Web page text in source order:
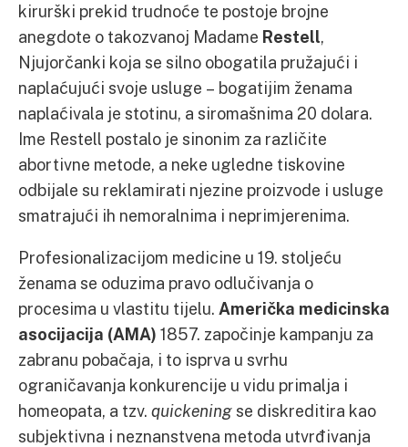
kirurški prekid trudnoće te postoje brojne
anegdote o takozvanoj Madame Restell,
Njujorčanki koja se silno obogatila pružajući i
naplaćujući svoje usluge – bogatijim ženama
naplaćivala je stotinu, a siromašnima 20 dolara.
Ime Restell postalo je sinonim za različite
abortivne metode, a neke ugledne tiskovine
odbijale su reklamirati njezine proizvode i usluge
smatrajući ih nemoralnima i neprimjerenima.
Profesionalizacijom medicine u 19. stoljeću
ženama se oduzima pravo odlučivanja o
procesima u vlastitu tijelu. Američka medicinska
asocijacija (AMA) 1857. započinje kampanju za
zabranu pobačaja, i to isprva u svrhu
ograničavanja konkurencije u vidu primalja i
homeopata, a tzv. quickeningse diskreditira kao
subjektivna i neznanstvena metoda utvrđivanja